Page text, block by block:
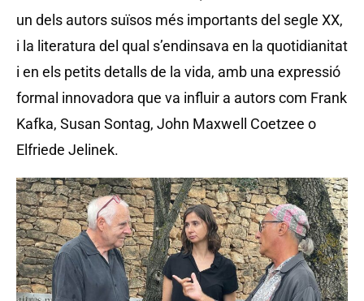
un dels autors suïsos més importants del segle XX,
i la literatura del qual s’endinsava en la quotidianitat
i en els petits detalls de la vida, amb una expressió
formal innovadora que va influir a autors com Frank
Kafka, Susan Sontag, John Maxwell Coetzee o
Elfriede Jelinek.